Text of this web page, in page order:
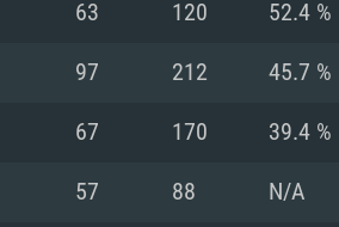
Carte graphique
drivers: Nvidia
570 et plus.
Connection:
Mémoire: 8 GB
Carte graphique:
support de Metal
Connection:
Carte graphique:
drivers (moins de
(Radeon RX 570)
63 120 52.4 %
97 212 45.7 %
67 170 39.4 %
57 88 N/A